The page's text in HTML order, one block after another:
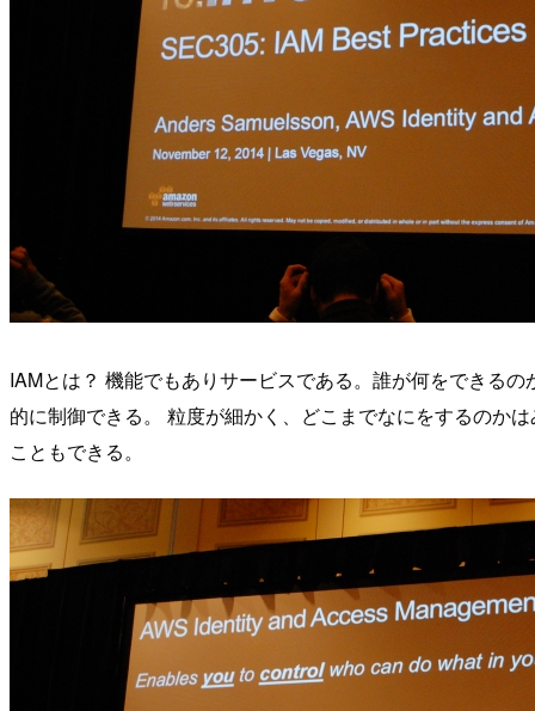
IAMとは？ 機能でもありサービスである。誰が何をできる
的に制御できる。 粒度が細かく、どこまでなにをするのか
こともできる。